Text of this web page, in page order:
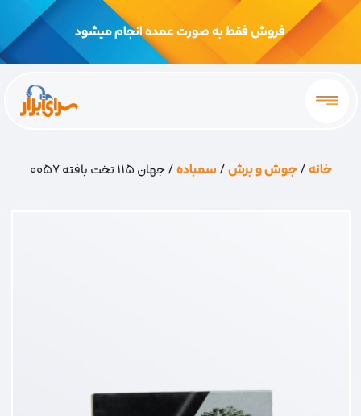
فروش فقط به صورت عمده انجام میشود
خانه/جوش و برش/سمباده/ جهان 115 تخت بافته 0057